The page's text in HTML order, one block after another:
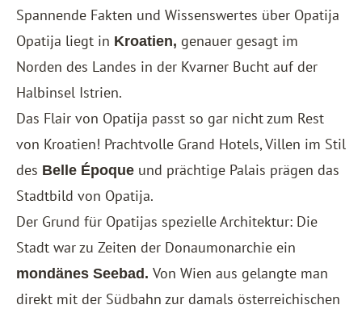
Spannende Fakten und Wissenswertes über Opatija
Opatija liegt in Kroatien, genauer gesagt im
Norden des Landes in der Kvarner Bucht auf der
Halbinsel Istrien.
Das Flair von Opatija passt so gar nicht zum Rest
von Kroatien! Prachtvolle Grand Hotels, Villen im Stil
des Belle Époque und prächtige Palais prägen das
Stadtbild von Opatija.
Der Grund für Opatijas spezielle Architektur: Die
Stadt war zu Zeiten der Donaumonarchie ein
mondänes Seebad. Von Wien aus gelangte man
direkt mit der Südbahn zur damals österreichischen